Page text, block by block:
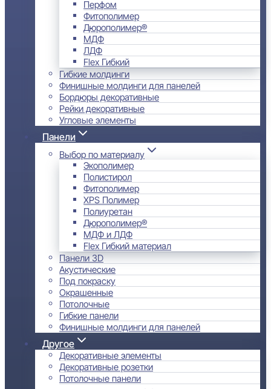
Перфом
Фитополимер
Дюрополимер®
МДФ
ЛДФ
Flex Гибкий
Гибкие молдинги
Финишные молдинги для панелей
Бордюры декоративные
Рейки декоративные
Угловые элементы
Панели
Выбор по материалу
Экополимер
Полистирол
Фитополимер
XPS Полимер
Полиуретан
Дюрополимер®
МДФ и ЛДФ
Flex Гибкий материал
Панели 3D
Акустические
Под покраску
Окрашенные
Потолочные
Гибкие панели
Финишные молдинги для панелей
Другое
Декоративные элементы
Декоративные розетки
Потолочные панели